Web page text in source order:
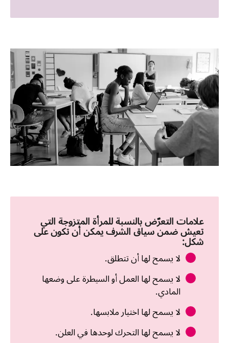
علامات التعرّض بالنسبة للمرأة المتزوجة التي
تعيش ضمن سياق الشرف يمكن أن تكون على
شكل:
لا يسمح لها أن تتطلق.
لا يسمح لها العمل أو السيطرة على وضعها
المادي.
لا يسمح لها اختيار ملابسها.
لا يسمح لها التحرك لوحدها في العلن.